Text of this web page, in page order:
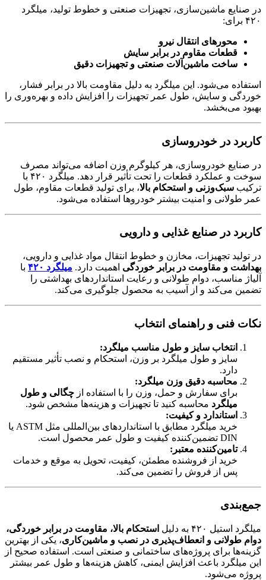
در صنایع ماشین‌سازی، تجهیزات صنعتی و خطوط تولید، میلگرد
۴۲۰ برای:
محورهای انتقال نیرو
قطعات مقاوم در برابر سایش
ساخت ماشین‌آلات صنعتی و تجهیزات دقیق
استفاده می‌شود. این میلگرد به دلیل مقاومت بالا در برابر فشار،
خوردگی و سایش، طول عمر تجهیزات را افزایش داده و بهره‌وری را
بهبود می‌بخشد.
کاربرد در خودروسازی
در صنایع خودروسازی، هر کیلوگرم وزن اضافه می‌تواند مصرف
سوخت و عملکرد قطعات را تحت تأثیر قرار دهد. میلگرد ۴۲۰ با
ترکیب سبک‌وزنی و استحکام بالا، برای تولید قطعات مقاوم، طول
عمر طولانی و امنیت بیشتر خودروها استفاده می‌شود.
کاربرد در صنایع غذایی و دارویی
در تولید تجهیزات، مخازن و خطوط انتقال مواد غذایی و دارویی،
بهداشت و مقاومت در برابر خوردگی اهمیت دارد. میلگرد ۴۲۰
با
آلیاژ مناسب، دوام طولانی و رعایت استانداردهای بهداشتی را
تضمین می‌کند و از آسیب به محصول جلوگیری می‌کند.
نکات فنی و راهنمای انتخاب
انتخاب سایز و طول مناسب میلگرد:
سایز و طول میلگرد بر وزن، استحکام و نصب تأثیر مستقیم
دارد.
محاسبه دقیق وزن میلگرد:
برای سفارش و حمل، وزن را با استفاده از چگالی و طول
میلگرد محاسبه کنید تا تجهیزات و هزینه‌ها مشخص شود.
استاندارد و کیفیت:
خرید میلگرد مطابق با استانداردهای بین‌المللی مثل ASTM یا
DIN تضمین‌کننده کیفیت و طول عمر محصول است.
تامین‌کننده معتبر:
خرید از فروشنده مطمئن، کیفیت، تحویل به موقع و خدمات
پس از فروش را تضمین می‌کند.
جمع‌بندی
میلگرد استیل ۴۲۰ به دلیل
استحکام بالا، مقاومت در برابر خوردگی،
دوام طولانی و انعطاف‌پذیری در نصب و ماشین‌کاری، یکی از بهترین
گزینه‌ها برای پروژه‌های ساختمانی و صنعتی است. استفاده صحیح از
این میلگرد باعث افزایش ایمنی، کاهش هزینه‌ها و طول عمر بیشتر
پروژه می‌شود.